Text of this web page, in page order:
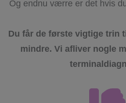
Og endnu værre er det hvis
Du får de første vigtige trin
mindre. Vi afliver nogle